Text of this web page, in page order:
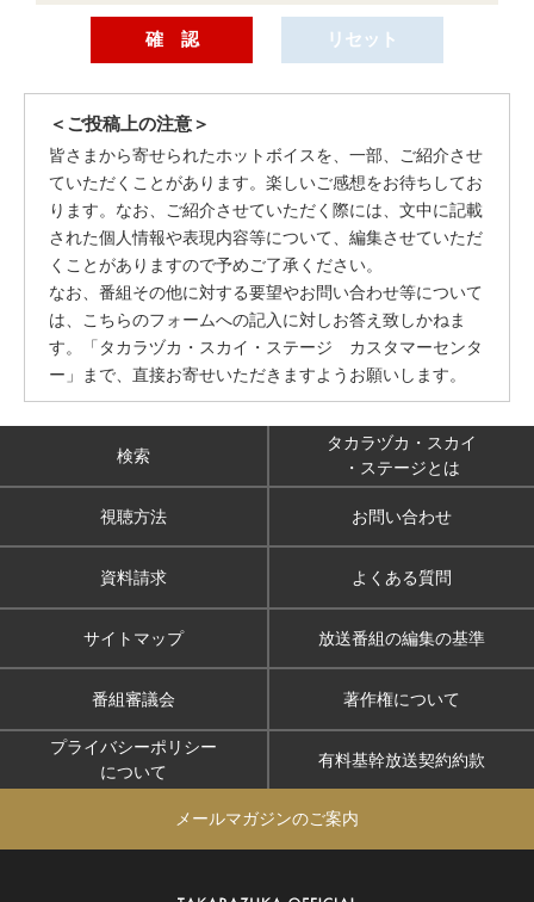
＜ご投稿上の注意＞
皆さまから寄せられたホットボイスを、一部、ご紹介させ
ていただくことがあります。楽しいご感想をお待ちしてお
ります。なお、ご紹介させていただく際には、文中に記載
された個人情報や表現内容等について、編集させていただ
くことがありますので予めご了承ください。
なお、番組その他に対する要望やお問い合わせ等について
は、こちらのフォームへの記入に対しお答え致しかねま
す。「タカラヅカ・スカイ・ステージ カスタマーセンタ
ー」まで、直接お寄せいただきますようお願いします。
検索
タカラヅカ・スカイ
・ステージとは
視聴方法 お問い合わせ
資料請求 よくある質問
サイトマップ 放送番組の編集の基準
番組審議会 著作権について
プライバシーポリシー
について
有料基幹放送契約約款
メールマガジンのご案内